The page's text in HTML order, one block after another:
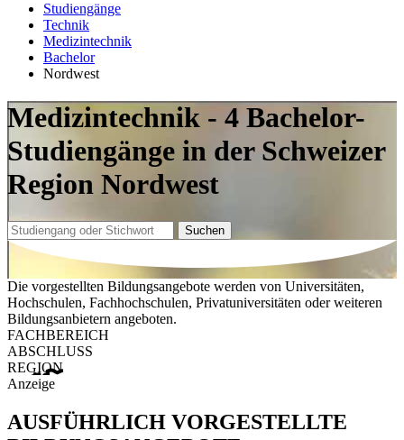
Studiengänge
Technik
Medizintechnik
Bachelor
Nordwest
Medizintechnik - 4 Bachelor-
Studiengänge in der Schweizer
Region Nordwest
Suchen
Die vorgestellten Bildungsangebote werden von Universitäten,
Hochschulen, Fachhochschulen, Privatuniversitäten oder weiteren
Bildungsanbietern angeboten.
FACHBEREICH
ABSCHLUSS
REGION
Anzeige
AUSFÜHRLICH VORGESTELLTE